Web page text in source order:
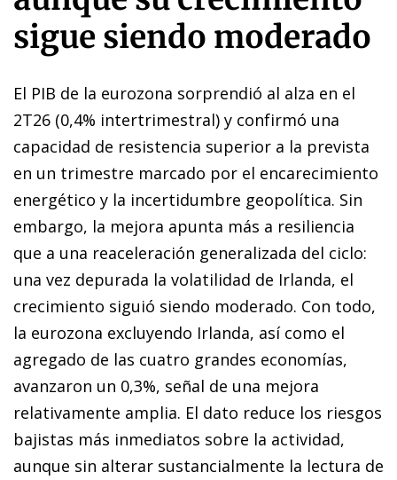
sigue siendo moderado
El PIB de la eurozona sorprendió al alza en el
2T26 (0,4% intertrimestral) y confirmó una
capacidad de resistencia superior a la prevista
en un trimestre marcado por el encarecimiento
energético y la incertidumbre geopolítica. Sin
embargo, la mejora apunta más a resiliencia
que a una reaceleración generalizada del ciclo:
una vez depurada la volatilidad de Irlanda, el
crecimiento siguió siendo moderado. Con todo,
la eurozona excluyendo Irlanda, así como el
agregado de las cuatro grandes economías,
avanzaron un 0,3%, señal de una mejora
relativamente amplia. El dato reduce los riesgos
bajistas más inmediatos sobre la actividad,
aunque sin alterar sustancialmente la lectura de